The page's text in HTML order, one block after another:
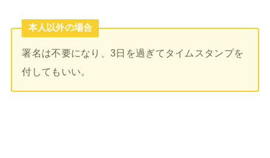
本人以外の場合
署名は不要になり、3日を過ぎてタイムスタンプを
付してもいい。